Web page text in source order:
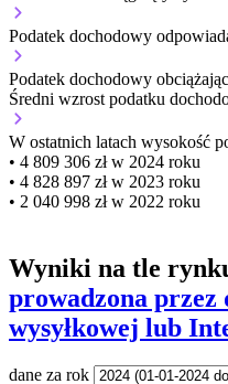
Podatek dochodowy
Podatek dochodowy
Średni wzrost podatku
W ostatnich latach wysokość
• 4 809 306 zł w 2024 roku
• 4 828 897 zł w 2023 roku
• 2 040 998 zł w 2022 roku
Wyniki na tle
prowadzona przez
wysyłkowej lub
dane za rok